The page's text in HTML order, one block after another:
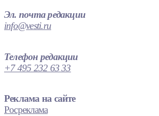
Эл. почта редакции
info@vesti.ru
Телефон редакции
+7 495 232 63 33
Реклама на сайте
Росреклама